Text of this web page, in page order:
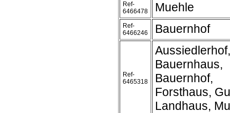
Ref-
6466478
Muehle
Ref-
6466246
Bauernhof
Ref-
6465318
Aussiedlerhof,
Bauernhaus,
Bauernhof,
Forsthaus,
Landhaus,